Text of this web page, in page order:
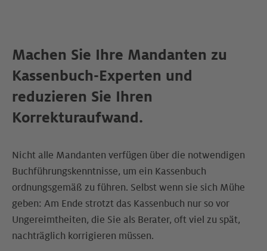
Machen Sie Ihre Mandanten zu
Kassenbuch-Experten und
reduzieren Sie Ihren
Korrekturaufwand.
Nicht alle Mandanten verfügen über die notwendigen
Buchführungskenntnisse, um ein Kassenbuch
ordnungsgemäß zu führen. Selbst wenn sie sich Mühe
geben: Am Ende strotzt das Kassenbuch nur so vor
Ungereimtheiten, die Sie als Berater, oft viel zu spät,
nachträglich korrigieren müssen.